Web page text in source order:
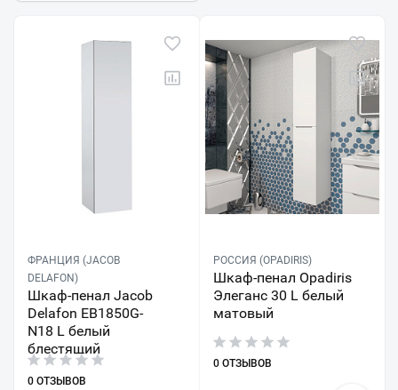
ФРАНЦИЯ (JACOB
DELAFON)
Шкаф-пенал Jacob
Delafon EB1850G-
N18 L белый
блестящий
0 ОТЗЫВОВ
РОССИЯ (OPADIRIS)
Шкаф-пенал Opadiris
Элеганс 30 L белый
матовый
0 ОТЗЫВОВ